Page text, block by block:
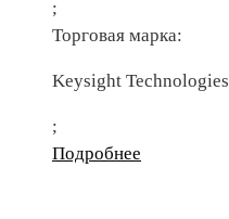
;
Торговая марка:
Keysight Technologies
;
Подробнее